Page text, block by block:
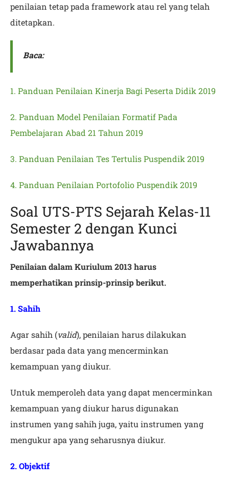
penilaian tetap pada framework atau rel yang telah
ditetapkan.
Baca:
1. Panduan Penilaian Kinerja Bagi Peserta Didik 2019
2. Panduan Model Penilaian Formatif Pada
Pembelajaran Abad 21 Tahun 2019
3. Panduan Penilaian Tes Tertulis Puspendik 2019
4. Panduan Penilaian Portofolio Puspendik 2019
Soal UTS-PTS Sejarah Kelas-11
Semester 2 dengan Kunci
Jawabannya
Penilaian dalam Kuriulum 2013 harus
memperhatikan prinsip-prinsip berikut.
1. Sahih
Agar sahih (valid), penilaian harus dilakukan
berdasar pada data yang mencerminkan
kemampuan yang diukur.
Untuk memperoleh data yang dapat mencerminkan
kemampuan yang diukur harus digunakan
instrumen yang sahih juga, yaitu instrumen yang
mengukur apa yang seharusnya diukur.
2. Objektif